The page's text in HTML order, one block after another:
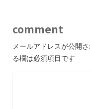
comment
メールアドレスが公開
る欄は必須項目です